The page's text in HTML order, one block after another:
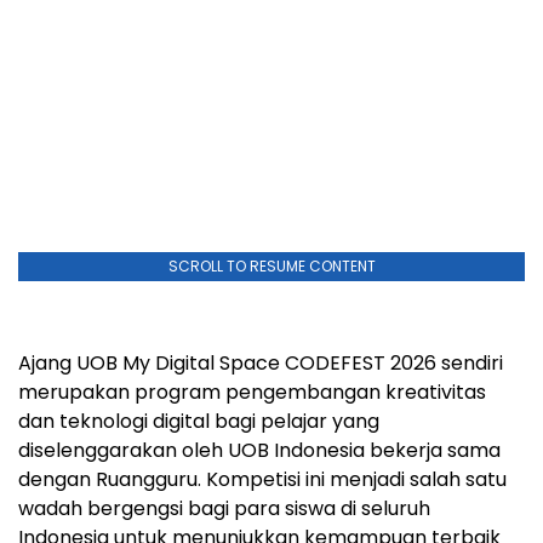
SCROLL TO RESUME CONTENT
Ajang UOB My Digital Space CODEFEST 2026 sendiri
merupakan program pengembangan kreativitas
dan teknologi digital bagi pelajar yang
diselenggarakan oleh UOB Indonesia bekerja sama
dengan Ruangguru. Kompetisi ini menjadi salah satu
wadah bergengsi bagi para siswa di seluruh
Indonesia untuk menunjukkan kemampuan terbaik